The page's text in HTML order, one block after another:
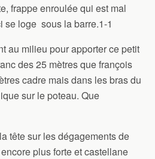
frappe enroulée qui est mal
se loge sous la barre.1-1
au milieu pour apporter ce petit
des 25 mètres que françois
cadre mais dans les bras du
sur le poteau. Que
tête sur les dégagements de
plus forte et castellane